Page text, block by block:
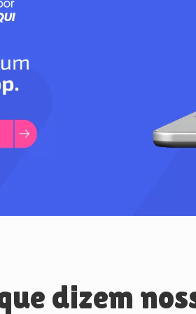
dizem